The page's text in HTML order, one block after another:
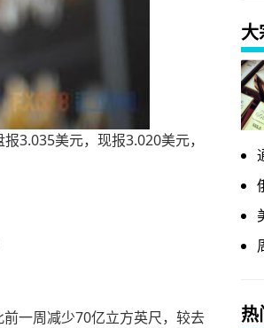
3.035美元，现报3.020美元，
一周减少70亿立方英尺，较去
大
热